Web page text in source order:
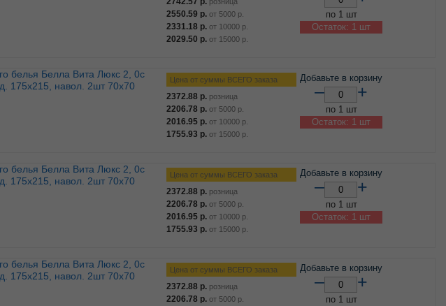
2550.59 р. от 5000 р.
2331.18 р. от 10000 р.
2029.50 р. от 15000 р.
по 1 шт
Остаток: 1 шт
175х215, навол. 2шт 70х70
Цена от суммы ВСЕГО заказа
2372.88 р. розница
2206.78 р. от 5000 р.
2016.95 р. от 10000 р.
1755.93 р. от 15000 р.
Добавьте в корзину
– +
по 1 шт
Остаток: 1 шт
175х215, навол. 2шт 70х70
Цена от суммы ВСЕГО заказа
2372.88 р. розница
2206.78 р. от 5000 р.
2016.95 р. от 10000 р.
1755.93 р. от 15000 р.
Добавьте в корзину
– +
по 1 шт
Остаток: 1 шт
175х215, навол. 2шт 70х70
Цена от суммы ВСЕГО заказа
2372.88 р. розница
2206.78 р. от 5000 р.
Добавьте в корзину
– +
по 1 шт